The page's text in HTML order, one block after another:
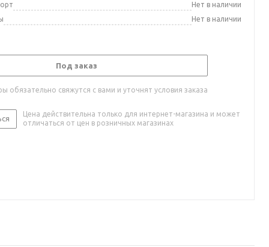
Нет в наличии
Нет в наличии
Под заказ
обязательно свяжутся с вами и уточнят условия заказа
Цена действительна только для интернет-магазина и может
отличаться от цен в розничных магазинах